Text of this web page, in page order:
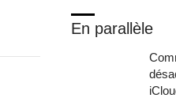
En parallèle